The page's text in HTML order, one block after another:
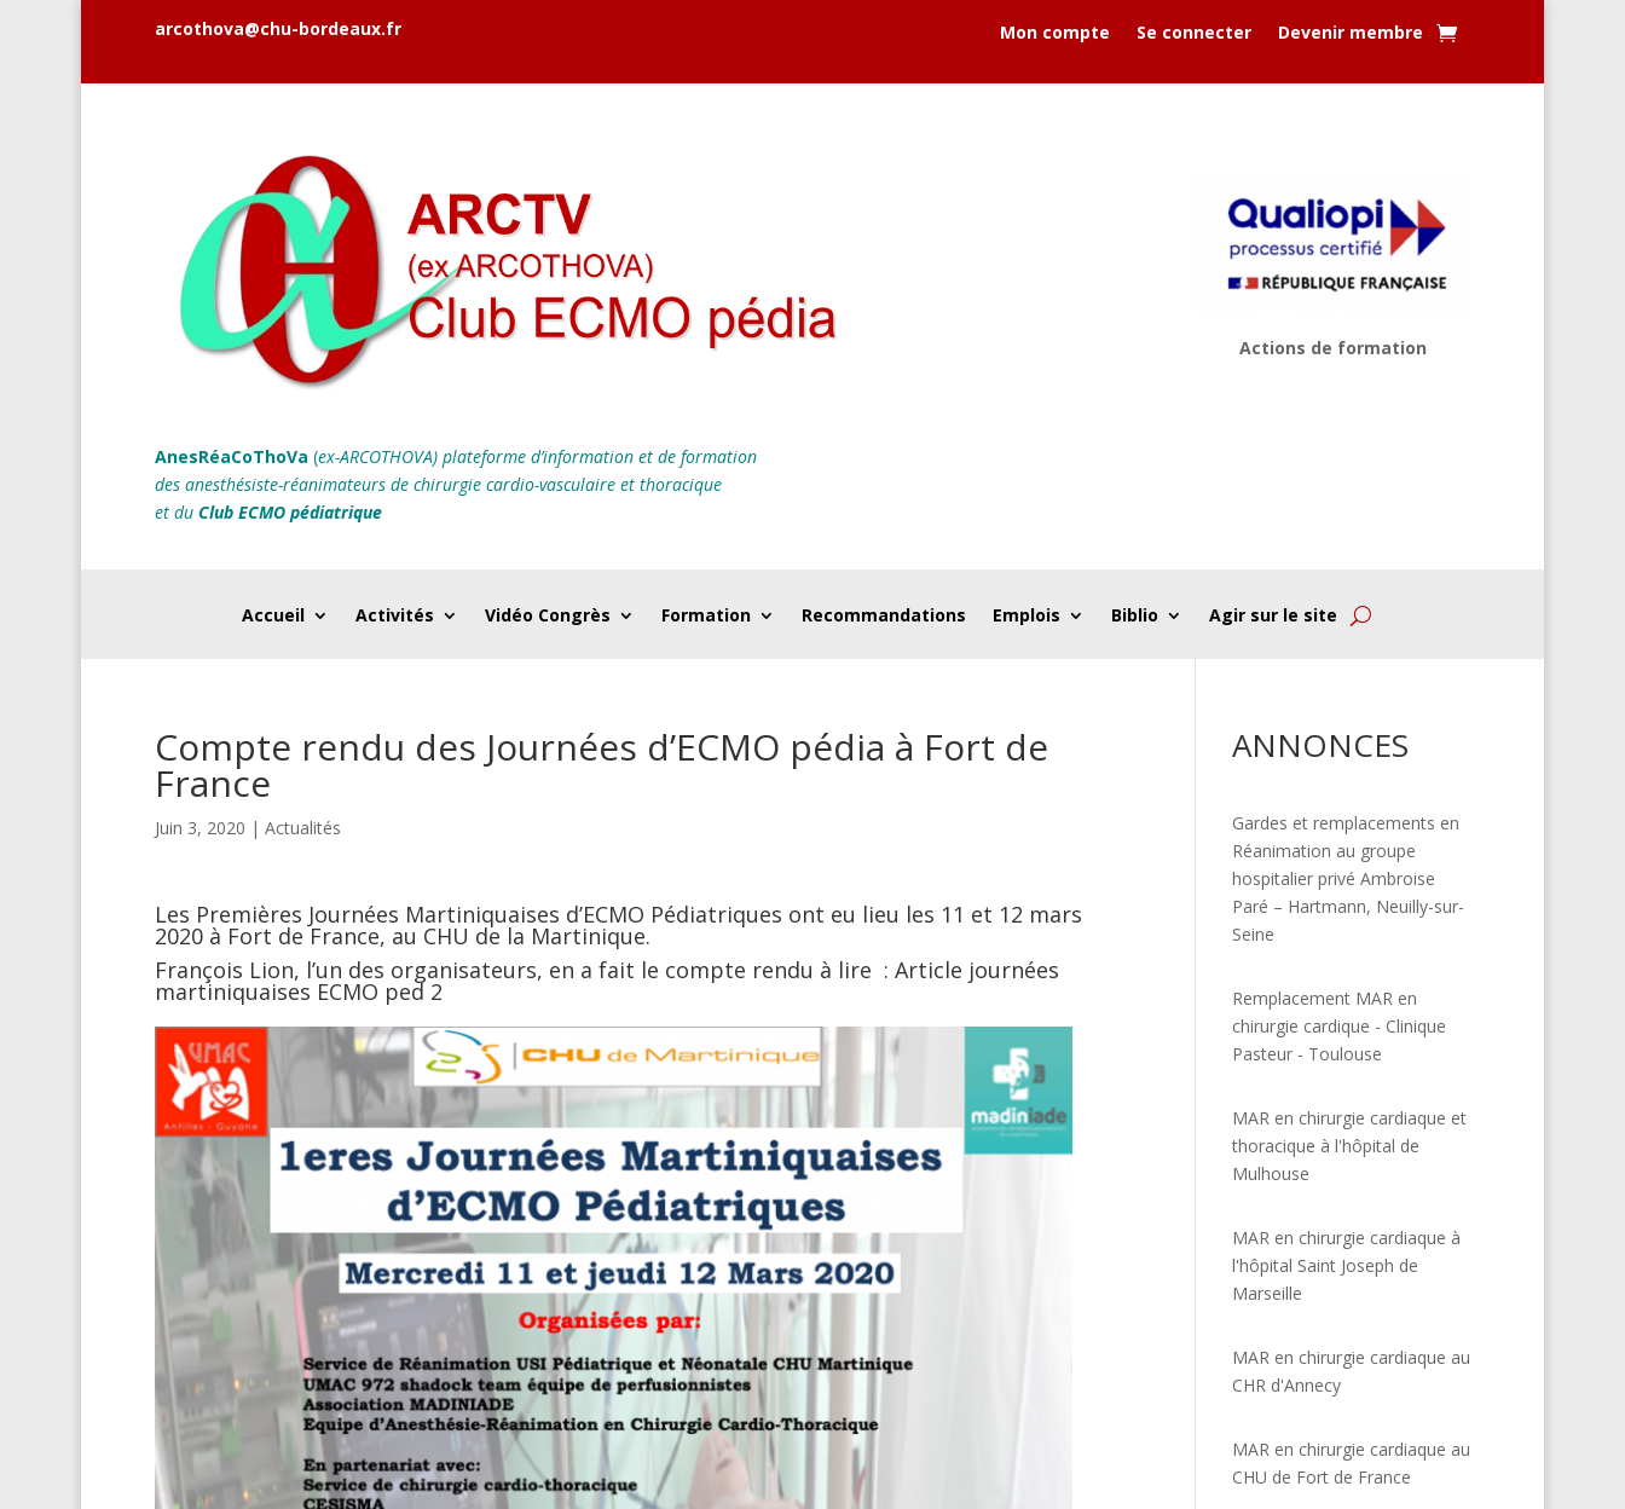
arcothova@chu-bordeaux.fr Mon compte Se connecter Devenir membre
AnesRéaCoThoVa (ex-ARCOTHOVA) plateforme d’information et de formation
des anesthésiste-réanimateurs de chirurgie cardio-vasculaire et thoracique
et du Club ECMO pédiatrique
Actions de formation
Accueil Activités Vidéo Congrès Formation Recommandations Emplois Biblio Agir sur le site
Compte rendu des Journées d’ECMO pédia à Fort de
France
Juin 3, 2020 | Actualités
Les Premières Journées Martiniquaises d’ECMO Pédiatriques ont eu lieu les 11 et 12 mars
2020 à Fort de France, au CHU de la Martinique.
François Lion, l’un des organisateurs, en a fait le compte rendu à lire : Article journées
martiniquaises ECMO ped 2
ANNONCES
Gardes et remplacements en
Réanimation au groupe
hospitalier privé Ambroise
Paré – Hartmann, Neuilly-sur-
Seine
Remplacement MAR en
chirurgie cardique - Clinique
Pasteur - Toulouse
MAR en chirurgie cardiaque et
thoracique à l'hôpital de
Mulhouse
MAR en chirurgie cardiaque à
l'hôpital Saint Joseph de
Marseille
MAR en chirurgie cardiaque au
CHR d'Annecy
MAR en chirurgie cardiaque au
CHU de Fort de France